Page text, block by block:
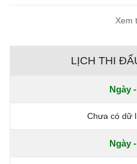
Xem
LỊCH THI
Ngày
Chưa có dữ
Ngày